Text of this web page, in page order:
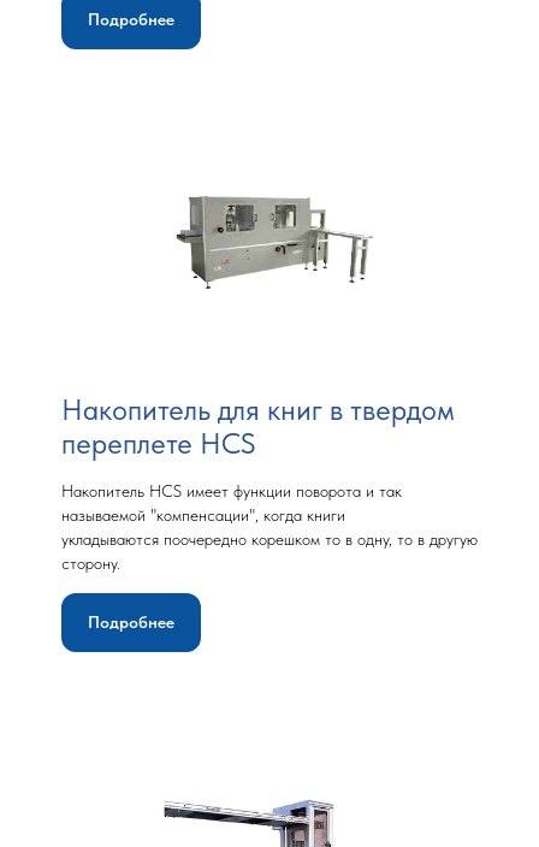
Подробнее
Накопитель для книг в твердом
переплете HCS
Накопитель HCS имеет функции поворота и так
называемой "компенсации", когда книги
укладываются поочередно корешком то в одну, то в другую
сторону.
Подробнее